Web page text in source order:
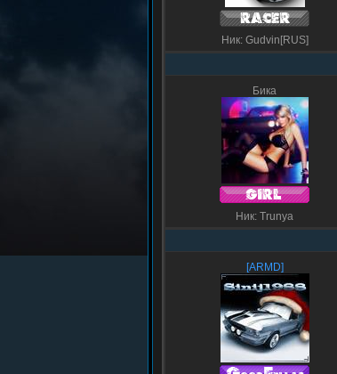
Ник: Gudvin[RUS]
Бика
Ник: Trunya
[ARMD]